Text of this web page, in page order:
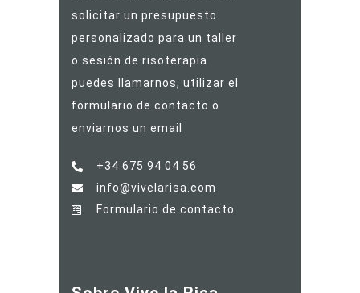
solicitar un presupuesto
personalizado para un taller
o sesión de risoterapia
puedes llamarnos, utilizar el
formulario de contacto o
enviarnos un email
+34 675 94 04 56
info@vivelarisa.com
Formulario de contacto